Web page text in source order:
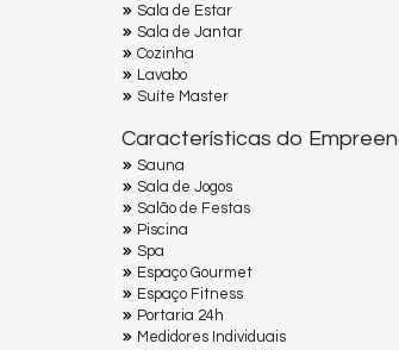
Sala de Estar
Sala de Jantar
Cozinha
Lavabo
Suíte Master
Características do
Sauna
Sala de Jogos
Salão de Festas
Piscina
Spa
Espaço Gourmet
Espaço Fitness
Portaria 24h
Medidores Individuais